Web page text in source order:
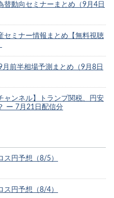
替動向セミナーまとめ（9月4日
セミナー情報まとめ【無料視聴
月前半相場予測まとめ（9月8日
ャンネル】トランプ関税、円安
ー 7月21日配信分
ス円予想（8/5）
ス円予想（8/4）